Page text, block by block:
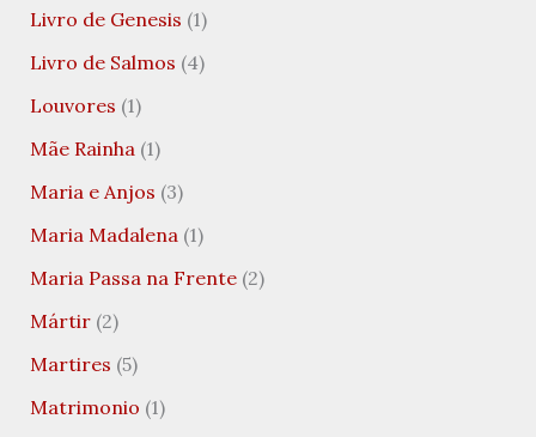
Livro de Genesis (1)
Livro de Salmos (4)
Louvores (1)
Mãe Rainha(1)
Maria e Anjos (3)
Maria Madalena(1)
Maria Passa na Frente(2)
Mártir(2)
Martires (5)
Matrimonio (1)